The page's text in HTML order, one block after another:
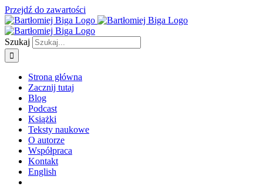
Przejdź do zawartości
Szukaj
Strona główna
Zacznij tutaj
Blog
Podcast
Książki
Teksty naukowe
O autorze
Współpraca
Kontakt
English